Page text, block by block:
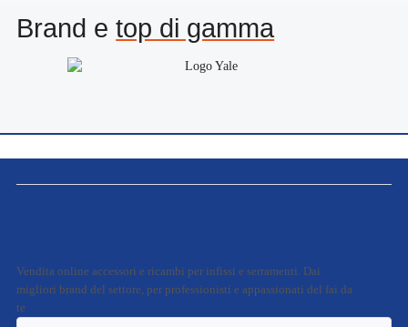
Brand etop di gamma
Vendita online accessori e ricambi per infissi e serramenti. Dai
migliori brand del settore, per professionisti e appassionati del fai da
te